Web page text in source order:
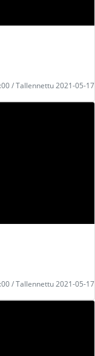
/ Tallennettu 2021-05-17
/ Tallennettu 2021-05-17